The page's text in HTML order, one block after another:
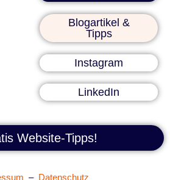
Blogartikel &
Tipps
Instagram
LinkedIn
Website-Tipps!
– Datenschutz